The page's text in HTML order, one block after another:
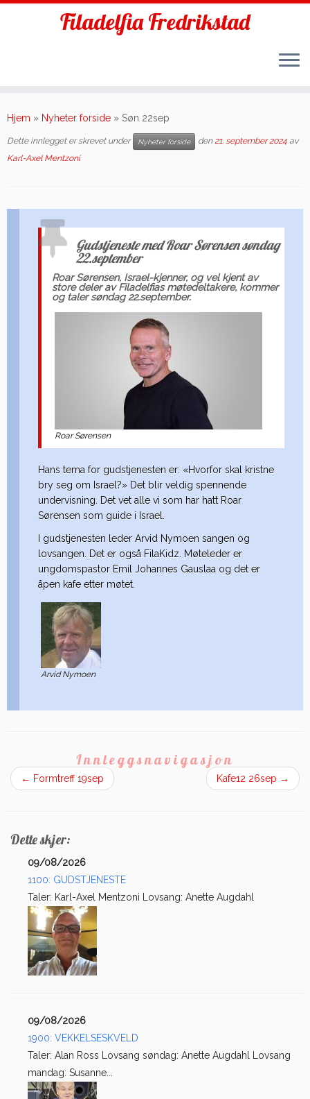
to
Filadelfia Fredrikstad
Hjem » Nyheter forside » Søn 22sep
Dette innlegget er skrevet under Nyheter forside den21. september 2024 av
Karl-Axel Mentzoni
Gudstjeneste med Roar Sørensen søndag
22.september
Roar Sørensen, Israel-kjenner, og vel kjent av
store deler av Filadelfias møtedeltakere, kommer
og taler søndag 22.september.
Roar Sørensen
Hans tema for gudstjenesten er: «Hvorfor skal kristne
bry seg om Israel?» Det blir veldig spennende
undervisning. Det vet alle vi som har hatt Roar
Sørensen som guide i Israel.
I gudstjenesten leder Arvid Nymoen sangen og
lovsangen. Det er også FilaKidz. Møteleder er
ungdomspastor Emil Johannes Gauslaa og det er
åpen kafe etter møtet.
Arvid Nymoen
Innleggsnavigasjon
← Formtreff 19sep Kafe12 26sep →
Dette skjer:
09/08/2026
1100: GUDSTJENESTE
Taler: Karl-Axel Mentzoni Lovsang: Anette Augdahl
09/08/2026
1900: VEKKELSESKVELD
Taler: Alan Ross Lovsang søndag: Anette Augdahl Lovsang
mandag: Susanne...